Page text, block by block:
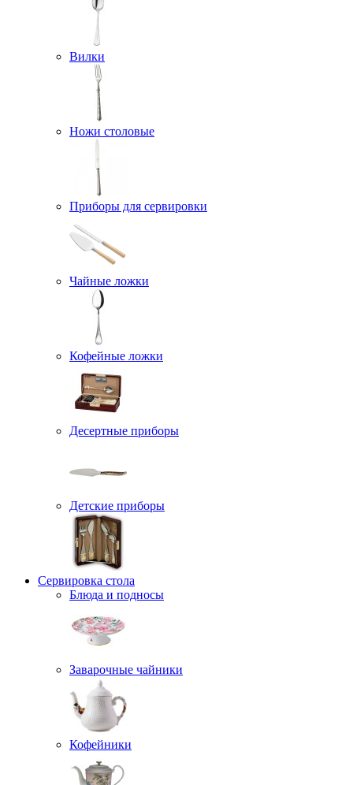
Вилки
Ножи столовые
Приборы для сервировки
Чайные ложки
Кофейные ложки
Десертные приборы
Детские приборы
Сервировка стола
Блюда и подносы
Заварочные чайники
Кофейники